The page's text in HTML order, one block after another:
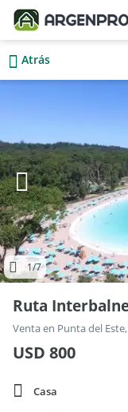
Atrás
1/7
Ruta
Venta en Punta del
USD 800
Casa